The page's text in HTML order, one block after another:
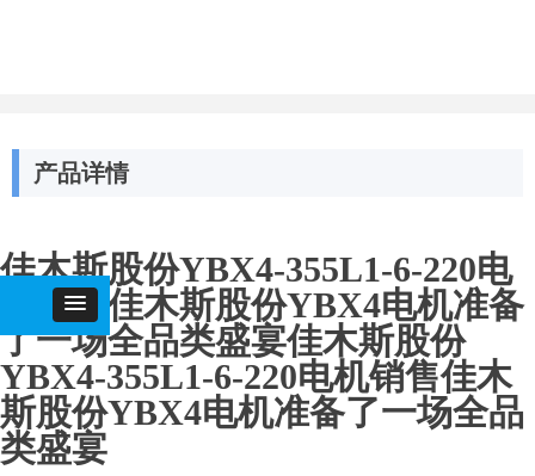
产品详情
佳木斯股份YBX4-355L1-6-220电
机销售佳木斯股份YBX4电机准备
了一场全品类盛宴佳木斯股份
YBX4-355L1-6-220电机销售佳木
斯股份YBX4电机准备了一场全品
类盛宴